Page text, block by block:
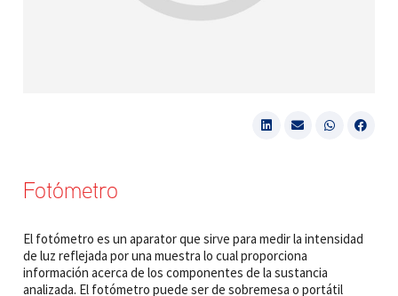
Fotómetro
El fotómetro es un aparator que sirve para medir la intensidad
de luz reflejada por una muestra lo cual proporciona
información acerca de los componentes de la sustancia
analizada. El fotómetro puede ser de sobremesa o portátil